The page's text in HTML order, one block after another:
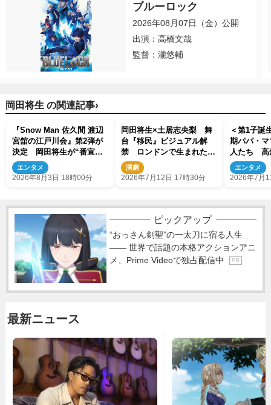
ブルーロック
2026年08月07日（金）公開
出演：高橋文哉
監督：瀧悠輔
岡田将生 の関連記事›
『Snow Man 佐久間 渡辺
宮舘の江戸川会』第2弾が
決定 岡田将生が“番宣な
し”で再登場
エンタメ
2026年8月3日 18時00分
岡田将生×土居志央梨 舞
台『移民』ビジュアル解
禁 ロンドンで生まれた物
語が東京へ
演劇
2026年7月12日 17時30分
＜第1子誕
期パパ・
人たち 高
剛、藤田
数
エンタメ
2026年7月
ピックアップ
“おっさん剣聖”の一太刀に宿る人生
―― 世界で話題の本格アクションアニ
メ、Prime Videoで独占配信中
P R
最新ニュース